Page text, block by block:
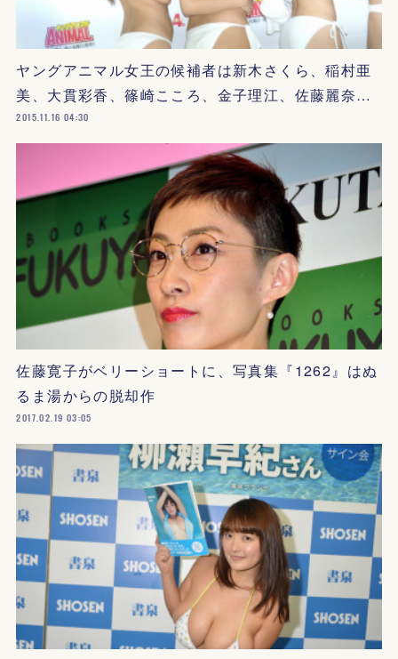
ヤングアニマル女王の候補者は新木さくら、稲村亜
美、大貫彩香、篠崎こころ、金子理江、佐藤麗奈…
2015.11.16 04:30
佐藤寛子がベリーショートに、写真集『1262』はぬ
るま湯からの脱却作
2017.02.19 03:05